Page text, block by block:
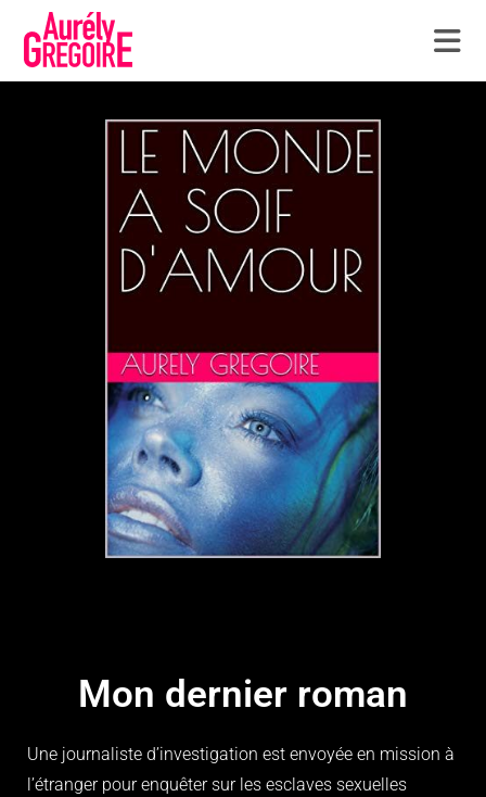
Mon dernier roman
Une journaliste d’investigation est envoyée en mission à
l’étranger pour enquêter sur les esclaves sexuelles